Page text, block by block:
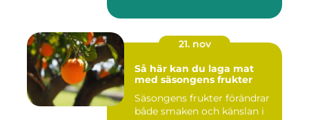
21. nov
Så här kan du laga mat
med säsongens frukter
Säsongens frukter förändrar
både smaken och känslan i